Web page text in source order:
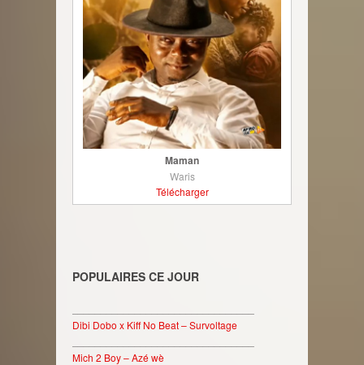
Maman
Waris
Télécharger
POPULAIRES CE JOUR
Dibi Dobo x Kiff No Beat – Survoltage
Mich 2 Boy – Azé wè